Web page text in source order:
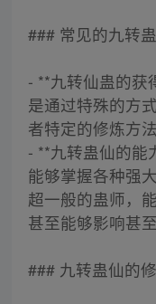
### 常见的九转
- **九转仙蛊的获
是通过特殊的方
者特定的修炼方法
- **九转蛊仙的能
能够掌握各种强
超一般的蛊师，
甚至能够影响甚
### 九转蛊仙的